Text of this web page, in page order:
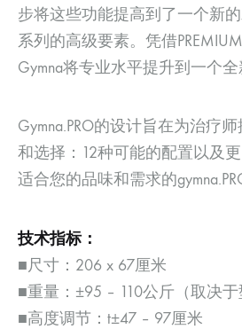
步将这些功能提高到了一个新
系列的高级要素。凭借PREMIUM
Gymna将专业水平提升到一个全
Gymna.PRO的设计旨在为治疗
和选择：12种可能的配置以及
适合您的品味和需求的
技术指标：
■尺寸：206 x 67厘米
■重量：±95 – 110公斤（取决于
■高度调节：t±47 – 97厘米